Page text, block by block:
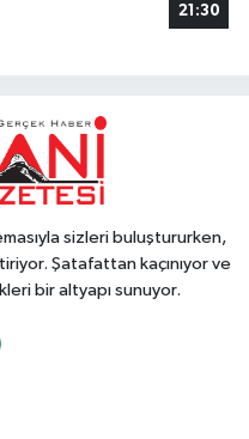
21:30
sizleri buluştururken,
Şatafattan kaçınıyor ve
bir altyapı sunuyor.